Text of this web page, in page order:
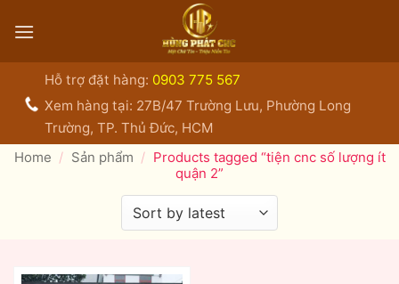
qua
Hỗ trợ đặt hàng: 0903 775 567
Xem hàng tại: 27B/47 Trường Lưu, Phường Long
Trường, TP. Thủ Đức, HCM
Home / Sản phẩm / Products tagged “tiện cnc số lượng ít
quận 2”